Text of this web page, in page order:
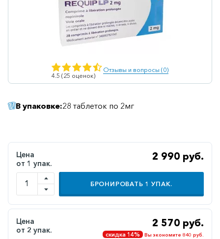
Ветеринарные
Витаминные
Гематологические
Гепатопротекторы
Дерматологические
Диабетические
Желудочно-
кишечные
Иммуностимуляторы
4.5 (25 оценок)
Отзывы и вопросы (0)
В упаковке:28 таблеток по 2мг
Цена
от 1 упак.
2 990 руб.
БРОНИРОВАТЬ 1 УПАК.
Цена
от 2 упак.
2 570 руб.
скидка 14% Вы экономите 840 руб.